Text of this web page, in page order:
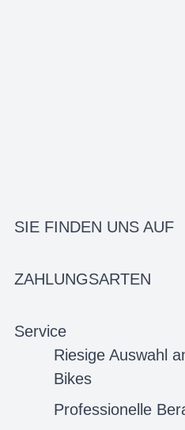
SIE FINDEN UNS AUF
ZAHLUNGSARTEN
Service
Riesige Auswahl
Bikes
Professionelle